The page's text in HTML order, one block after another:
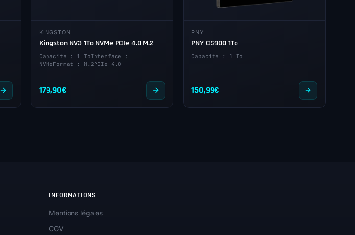
KINGSTON
Kingston NV3 1To NVMe PCIe 4.0 M.2
Capacite : 1 ToInterface :
NVMeFormat : M.2PCIe 4.0
179,90€
PNY
PNY CS900 1To
Capacite : 1 To
150,99€
INFORMATIONS
Mentions légales
CGV